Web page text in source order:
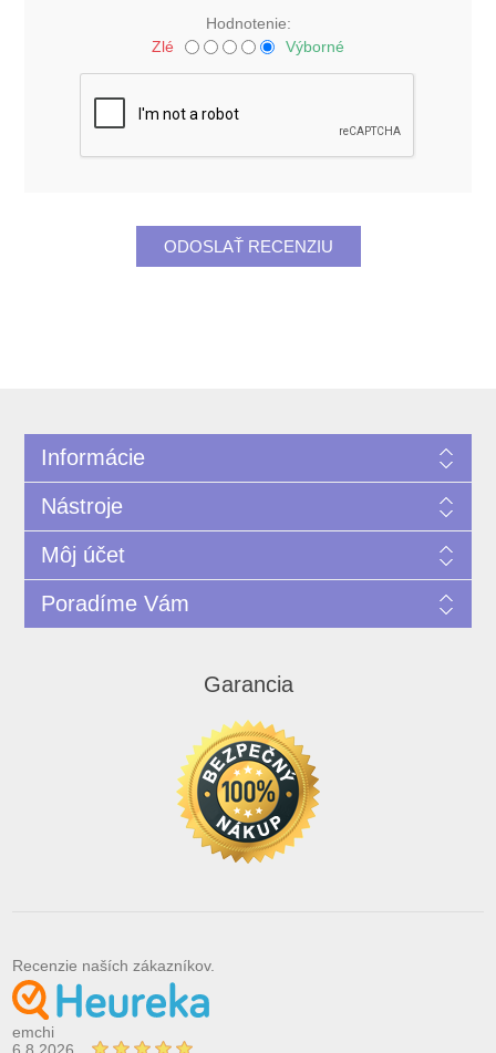
Hodnotenie:
Zlé
Výborné
Informácie
Nástroje
Môj účet
Poradíme Vám
Garancia
Recenzie naších zákazníkov.
emchi